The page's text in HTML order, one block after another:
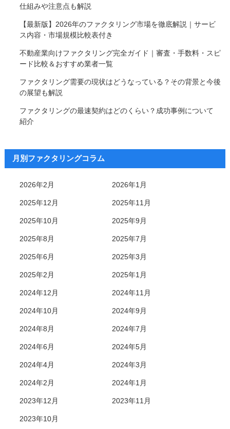
仕組みや注意点も解説
【最新版】2026年のファクタリング市場を徹底解説｜サービ
ス内容・市場規模比較表付き
不動産業向けファクタリング完全ガイド｜審査・手数料・スピ
ード比較＆おすすめ業者一覧
ファクタリング需要の現状はどうなっている？その背景と今後
の展望も解説
ファクタリングの最速契約はどのくらい？成功事例について
紹介
月別ファクタリングコラム
2026年2月 2026年1月
2025年12月 2025年11月
2025年10月 2025年9月
2025年8月 2025年7月
2025年6月 2025年3月
2025年2月 2025年1月
2024年12月 2024年11月
2024年10月 2024年9月
2024年8月 2024年7月
2024年6月 2024年5月
2024年4月 2024年3月
2024年2月 2024年1月
2023年12月 2023年11月
2023年10月